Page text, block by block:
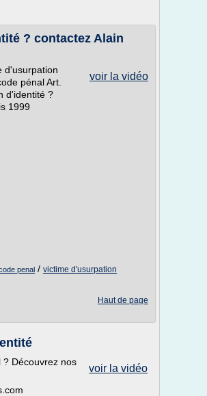
? contactez Alain
voir la vidéo
d'usurpation
pénal Art.
d'identité ?
1999
penal / victime d'usurpation
Haut de page
voir la vidéo
Découvrez nos